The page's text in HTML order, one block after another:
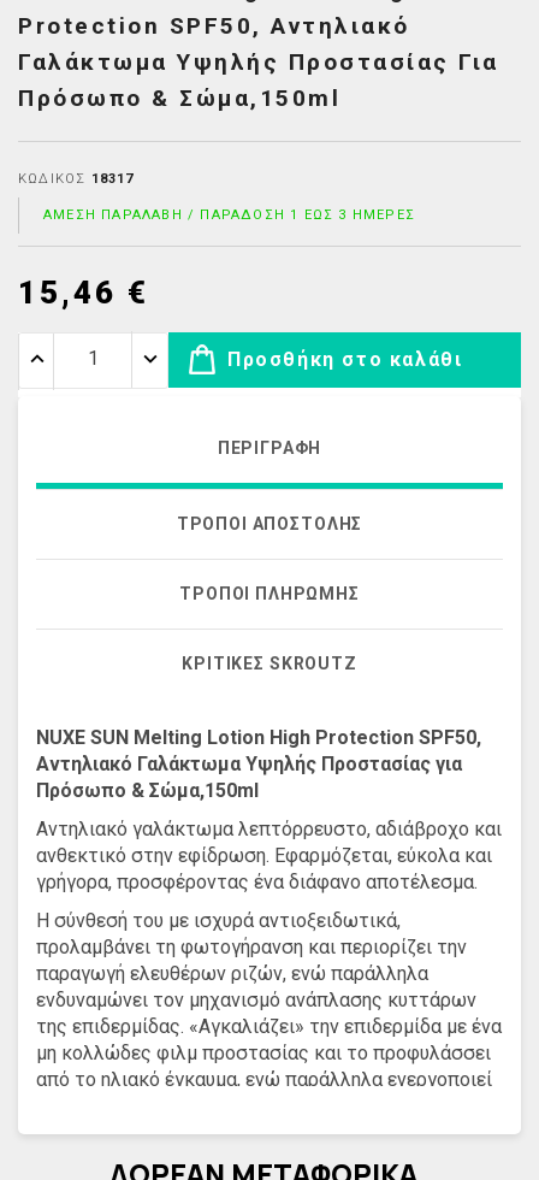
Protection SPF50, Αντηλιακό
Γαλάκτωμα Υψηλής Προστασίας Για
Πρόσωπο & Σώμα,150ml
ΚΩΔΙΚΌΣ 18317
ΆΜΕΣΗ ΠΑΡΑΛΑΒΉ / ΠΑΡΆΔΟΣΗ 1 ΈΩΣ 3 ΗΜΈΡΕΣ
15,46 €
Προσθήκη στο καλάθι
ΠΕΡΙΓΡΑΦΉ
ΤΡΌΠΟΙ ΑΠΟΣΤΟΛΉΣ
ΤΡΌΠΟΙ ΠΛΗΡΩΜΉΣ
ΚΡΙΤΙΚΈΣ SKROUTZ
NUXE SUN Melting Lotion High Protection SPF50,
Αντηλιακό Γαλάκτωμα Υψηλής Προστασίας για
Πρόσωπο & Σώμα,150ml
Αντηλιακό γαλάκτωμα λεπτόρρευστο, αδιάβροχο και
ανθεκτικό στην εφίδρωση. Εφαρμόζεται, εύκολα και
γρήγορα, προσφέροντας ένα διάφανο αποτέλεσμα.
Η σύνθεσή του με ισχυρά αντιοξειδωτικά,
προλαμβάνει τη φωτογήρανση και περιορίζει την
παραγωγή ελευθέρων ριζών, ενώ παράλληλα
ενδυναμώνει τον μηχανισμό ανάπλασης κυττάρων
της επιδερμίδας. «Αγκαλιάζει» την επιδερμίδα με ένα
μη κολλώδες φιλμ προστασίας και το προφυλάσσει
από το ηλιακό έγκαυμα, ενώ παράλληλα ενεργοποιεί
στο δέρμα σας με πληθωρικότητα για μια